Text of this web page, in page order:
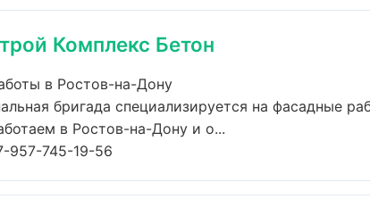
Комплекс Бетон
в Ростов-на-Дону
бригада специализируется на фасадные
в Ростов-на-Дону и о...
957-745-19-56